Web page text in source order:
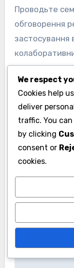
Проводьте
обговорення
застосування
гравцям
участь у
Post
команди з
We respect
Cookies help
deliver
traffic. You
by clicking
consent or
cookies.